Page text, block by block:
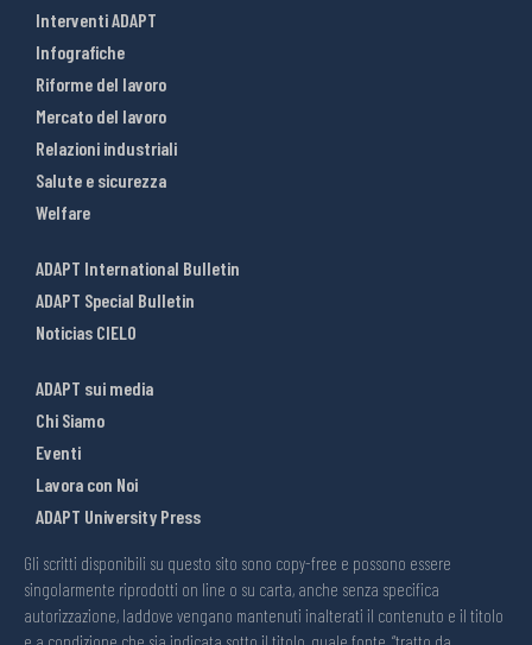
Interventi ADAPT
Infografiche
Riforme del lavoro
Mercato del lavoro
Relazioni industriali
Salute e sicurezza
Welfare
ADAPT International Bulletin
ADAPT Special Bulletin
Noticias CIELO
ADAPT sui media
Chi Siamo
Eventi
Lavora con Noi
ADAPT University Press
Gli scritti disponibili su questo sito sono copy-free e possono essere
singolarmente riprodotti on line o su carta, anche senza specifica
autorizzazione, laddove vengano mantenuti inalterati il contenuto e il titolo